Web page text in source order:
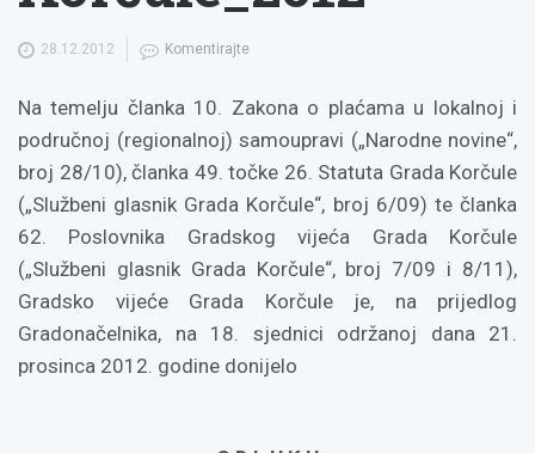
28.12.2012 Komentirajte
Na temelju članka 10. Zakona o plaćama u lokalnoj i
područnoj (regionalnoj) samoupravi („Narodne novine“,
broj 28/10), članka 49. točke 26. Statuta Grada Korčule
(„Službeni glasnik Grada Korčule“, broj 6/09) te članka
62. Poslovnika Gradskog vijeća Grada Korčule
(„Službeni glasnik Grada Korčule“, broj 7/09 i 8/11),
Gradsko vijeće Grada Korčule je, na prijedlog
Gradonačelnika, na 18. sjednici održanoj dana 21.
prosinca 2012. godine donijelo